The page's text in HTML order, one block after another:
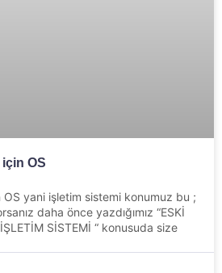
OS
OS yani işletim sistemi konumuz bu ;
daha önce yazdığımız “ESKİ
SİSTEMİ “ konusuda size